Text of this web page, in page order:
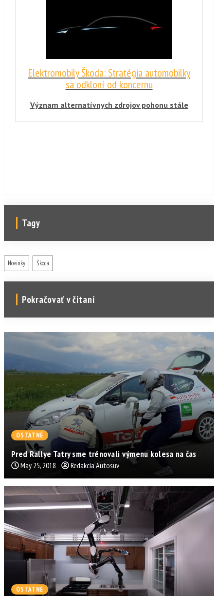
trh sa chystá uviesť elektrické vozidlo
schopné vertikálneho vzletu a aj pristátia.
Elektromobily Škoda: Stratégia automobilky
sa odkloní od koncernu
Význam alternatívnych zdrojov pohonu stále
Tagy
Novinky Škoda
Pokračovať v čítaní
OSTATNÉ
Pred Rallye Tatry sme trénovali výmenu kolesa na čas
May 25, 2018 Redakcia Autosuv
OSTATNÉ